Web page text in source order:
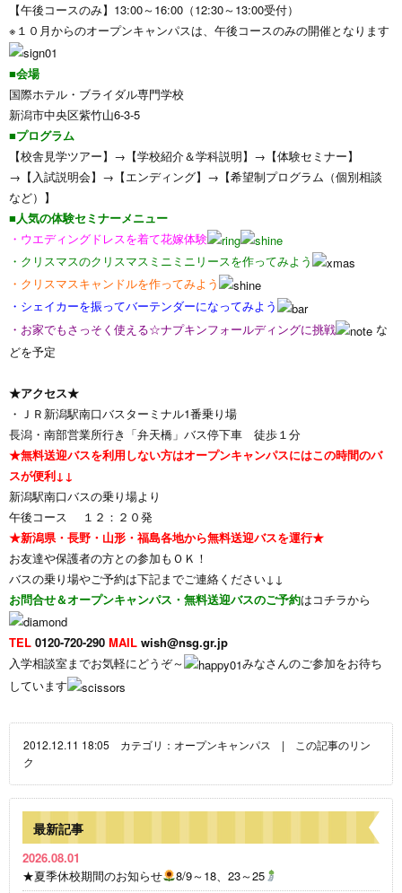
【午後コースのみ】13:00～16:00（12:30～13:00受付）
※１０月からのオープンキャンパスは、午後コースのみの開催となります
■会場
国際ホテル・ブライダル専門学校
新潟市中央区紫竹山6-3-5
■プログラム
【校舎見学ツアー】→【学校紹介＆学科説明】→【体験セミナー】
→【入試説明会】→【エンディング】→【希望制プログラム（個別相談
など）】
■人気の体験セミナーメニュー
・ウエディングドレスを着て花嫁体験
・クリスマスのクリスマスミニミニリースを作ってみよう
・クリスマスキャンドルを作ってみよう
・シェイカーを振ってバーテンダーになってみよう
・お家でもさっそく使える☆ナプキンフォールディングに挑戦
な
どを予定
★アクセス★
・ＪＲ新潟駅南口バスターミナル1番乗り場
長潟・南部営業所行き「弁天橋」バス停下車 徒歩１分
★無料送迎バスを利用しない方はオープンキャンパスにはこの時間のバ
スが便利↓↓
新潟駅南口バスの乗り場より
午後コース １２：２０発
★新潟県・長野・山形・福島各地から無料送迎バスを運行★
お友達や保護者の方との参加もＯＫ！
バスの乗り場やご予約は下記までご連絡ください↓↓
お問合せ＆オープンキャンパス・無料送迎バスのご予約はコチラから
TEL 0120-720-290 MAIL wish@nsg.gr.jp
入学相談室までお気軽にどうぞ～
みなさんのご参加をお待ち
しています
2012.12.11 18:05 カテゴリ： オープンキャンパス |
この記事のリン
ク
最新記事
2026.08.01
★夏季休校期間のお知らせ
8/9～18、23～25